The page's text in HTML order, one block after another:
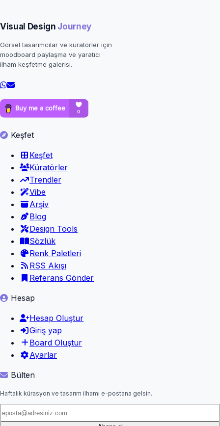
Visual Design Journey
Görsel tasarımcılar ve küratörler için
moodboard paylaşma ve yaratıcı
ilham keşfetme galerisi.
Keşfet
Keşfet
Küratörler
Trendler
Vibe
Arşiv
Blog
Design Tools
Sözlük
Renk Paletleri
RSS Akışı
Referans Gönder
Hesap
Hesap Oluştur
Giriş yap
Board Oluştur
Ayarlar
Bülten
Haftalık kürasyon ve tasarım ilhamı e-postana gelsin.